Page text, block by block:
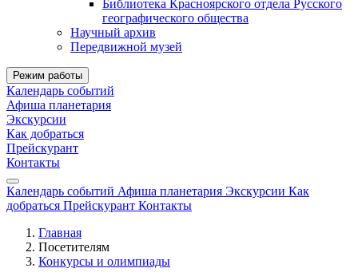
Библиотека Красноярского отдела Русского
географического общества
Научный архив
Передвижной музей
Режим работы
Календарь событий
Афиша планетария
Экскурсии
Как добраться
Прейскурант
Контакты
Календарь событий Афиша планетария Экскурсии Как
добраться Прейскурант Контакты
Главная
Посетителям
Конкурсы и олимпиады